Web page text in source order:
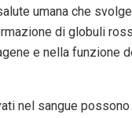
umana che
di globuli
e nella funzione
nel sangue possono